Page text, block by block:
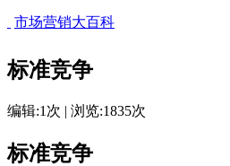
市场营销大百科
标准竞争
编辑:1次 | 浏览:1835次
标准竞争